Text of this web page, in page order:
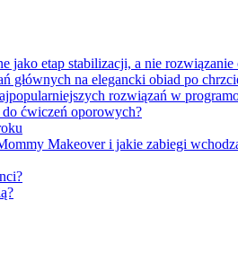
etap stabilizacji, a nie rozwiązanie
głównych na elegancki obiad po
rozwiązań w
ćwiczeń oporowych?
Makeover i jakie zabiegi